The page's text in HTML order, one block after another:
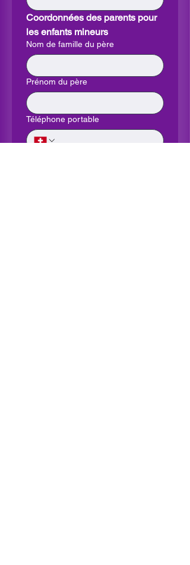
Coordonnées des parents pour
les enfants mineurs
Nom de famille du père
Prénom du père
Téléphone portable